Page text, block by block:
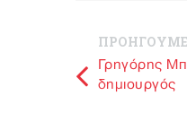
Γρηγόρης
δημιουργός